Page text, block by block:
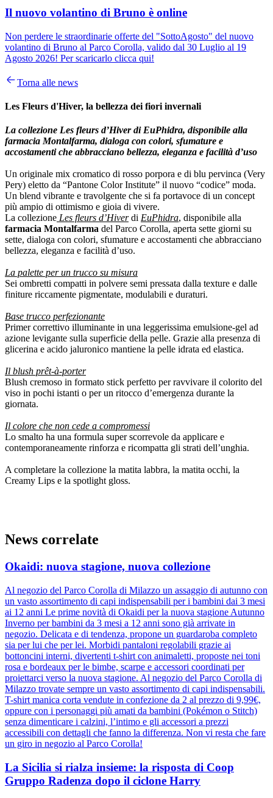
Il nuovo volantino di Bruno è online
Non perdere le straordinarie offerte del "SottoAgosto" del nuovo
volantino di Bruno al Parco Corolla, valido dal 30 Luglio al 19
Agosto 2026! Per scaricarlo clicca qui!
Torna alle news
Les Fleurs d'Hiver, la bellezza dei fiori invernali
La collezione Les fleurs d’Hiver di EuPhidra, disponibile alla
farmacia Montalfarma, dialoga con colori, sfumature e
accostamenti che abbracciano bellezza, eleganza e facilità d’uso
Un originale mix cromatico di rosso porpora e di blu pervinca (Very
Pery) eletto da “Pantone Color Institute” il nuovo “codice” moda.
Un blend vibrante e travolgente che si fa portavoce di un concept
più ampio di ottimismo e gioia di vivere.
La collezione Les fleurs d’Hiverdi EuPhidra, disponibile alla
farmacia Montalfarma del Parco Corolla, aperta sette giorni su
sette, dialoga con colori, sfumature e accostamenti che abbracciano
bellezza, eleganza e facilità d’uso.
La palette per un trucco su misura
Sei ombretti compatti in polvere semi pressata dalla texture e dalle
finiture riccamente pigmentate, modulabili e duraturi.
Base trucco perfezionante
Primer correttivo illuminante in una leggerissima emulsione-gel ad
azione levigante sulla superficie della pelle. Grazie alla presenza di
glicerina e acido jaluronico mantiene la pelle idrata ed elastica.
Il blush prêt-à-porter
Blush cremoso in formato stick perfetto per ravvivare il colorito del
viso in pochi istanti o per un ritocco d’emergenza durante la
giornata.
Il colore che non cede a compromessi
Lo smalto ha una formula super scorrevole da applicare e
contemporaneamente rinforza e ricompatta gli strati dell’unghia.
A completare la collezione la matita labbra, la matita occhi, la
Creamy Lips e la spotlight gloss.
News correlate
Okaidi: nuova stagione, nuova collezione
Al negozio del Parco Corolla di Milazzo un assaggio di autunno con
un vasto assortimento di capi indispensabili per i bambini dai 3 mesi
ai 12 anni Le prime novità di Okaidi per la nuova stagione Autunno
Inverno per bambini da 3 mesi a 12 anni sono già arrivate in
negozio. Delicata e di tendenza, propone un guardaroba completo
sia per lui che per lei. Morbidi pantaloni regolabili grazie ai
bottoncini interni, divertenti t-shirt con animaletti, proposte nei toni
rosa e bordeaux per le bimbe, scarpe e accessori coordinati per
proiettarci verso la nuova stagione. Al negozio del Parco Corolla di
Milazzo trovate sempre un vasto assortimento di capi indispensabili.
T-shirt manica corta vendute in confezione da 2 al prezzo di 9,99€,
oppure con i personaggi più amati da bambini (Pokémon o Stitch)
senza dimenticare i calzini, l’intimo e gli accessori a prezzi
accessibili con dettagli che fanno la differenza. Non vi resta che fare
un giro in negozio al Parco Corolla!
La Sicilia si rialza insieme: la risposta di Coop
Gruppo Radenza dopo il ciclone Harry